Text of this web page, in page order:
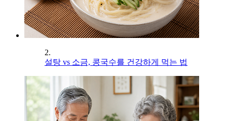
2.
설탕 vs 소금, 콩국수를 건강하게 먹는 법